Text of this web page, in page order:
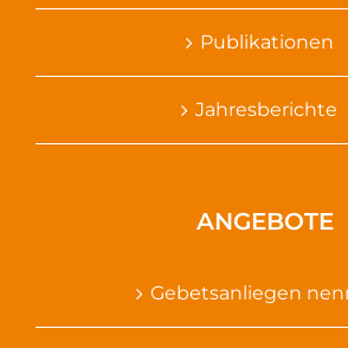
Publikationen
Jahresberichte
ANGEBOTE
Gebetsanliegen